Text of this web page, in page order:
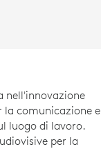
nell'innovazione
la comunicazione e
luogo di lavoro.
per la